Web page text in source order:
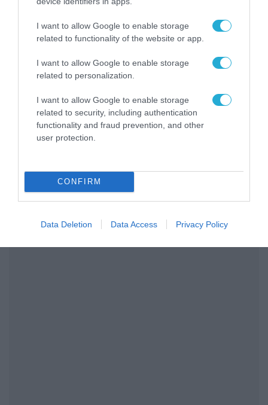
I want to allow Google to enable storage
related to functionality of the website or app.
I want to allow Google to enable storage
related to personalization.
I want to allow Google to enable storage
related to security, including authentication
functionality and fraud prevention, and other
user protection.
CONFIRM
Data Deletion Data Access Privacy Policy
ΣΧΟΛΙΑΣΤΕ ΤΟ ΑΡΘΡΟ